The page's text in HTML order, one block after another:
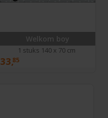
Welkom boy
1 stuks 140 x 70 cm
33,85